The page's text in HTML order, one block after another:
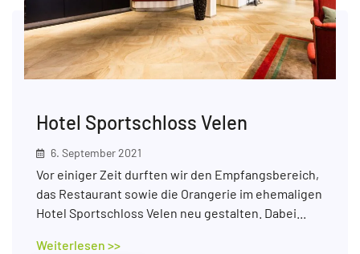
Hotel Sportschloss Velen
6. September 2021
Vor einiger Zeit durften wir den Empfangsbereich,
das Restaurant sowie die Orangerie im ehemaligen
Hotel Sportschloss Velen neu gestalten. Dabei...
Weiterlesen >>